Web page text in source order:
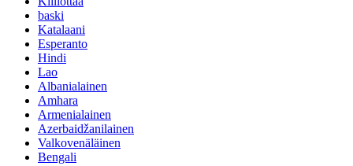
baski
Katalaani
Esperanto
Hindi
Lao
Albanialainen
Amhara
Armenialainen
Azerbaidžanilainen
Valkovenäläinen
Bengali